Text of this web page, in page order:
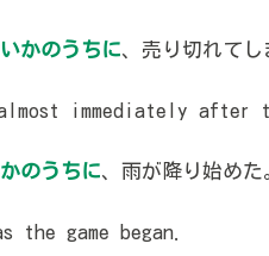
かのうちに、売り切れてし
immediately after
のうちに、雨が降り始めた
game began.